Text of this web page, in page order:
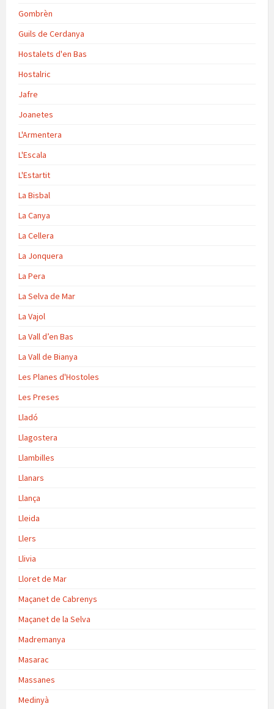
Gombrèn
Guils de Cerdanya
Hostalets d'en Bas
Hostalric
Jafre
Joanetes
L'Armentera
L'Escala
L'Estartit
La Bisbal
La Canya
La Cellera
La Jonquera
La Pera
La Selva de Mar
La Vajol
La Vall d’en Bas
La Vall de Bianya
Les Planes d'Hostoles
Les Preses
Lladó
Llagostera
Llambilles
Llanars
Llança
Lleida
Llers
Llivia
Lloret de Mar
Maçanet de Cabrenys
Maçanet de la Selva
Madremanya
Masarac
Massanes
Medinyà